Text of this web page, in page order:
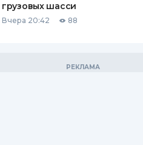
грузовых шасси
Вчера 20:42 88